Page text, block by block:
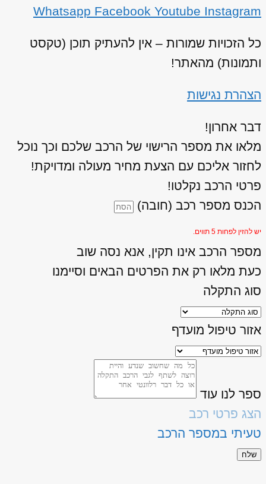
Whatsapp Facebook Youtube Instagram
כל הזכויות שמורות – אין להעתיק תוכן (טקסט
ותמונות) מהאתר!
הצהרת נגישות
דבר אחרון!
מלאו את מספר הרישוי של הרכב שלכם וכך נוכל
לחזור אליכם עם הצעת מחיר מעולה ומדויקת!
פרטי הרכב נקלטו!
הכנס מספר רכב (חובה)
יש להזין לפחות 5 תווים.
מספר הרכב אינו תקין, אנא נסה שוב
כעת מלאו רק את הפרטים הבאים וסיימנו
סוג התקלה
אזור טיפול מועדף
ספר לנו עוד
הצג פרטי רכב
טעיתי במספר הרכב
שלח